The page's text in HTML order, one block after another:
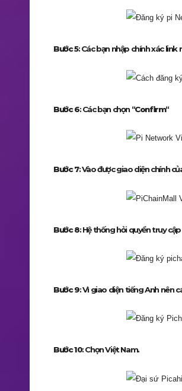
Bước 5: Các bạn nhập chính xác link
Bước 6: Các bạn chọn “Confirm“
Bước 7: Vào được giao diện chính
Bước 8: Hệ thống hỏi quyền truy
Bước 9: Vì giao diện tiếng Anh nên
Bước 10: Chọn Việt Nam.